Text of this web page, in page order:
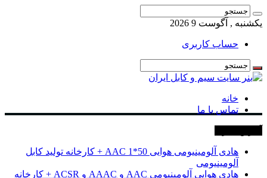
یکشنبه , آگوست 9 2026
حساب کاربری
خانه
تماس با ما
هادی آلومینیومی هوایی 50*1 AAC + کارخانه تولید کابل
آلومینیومی
هادی هوایی آلومینیومی AAC و AAAC و ACSR + کارخانه